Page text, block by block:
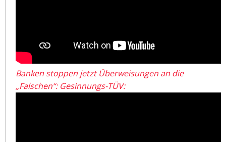
Banken stoppen jetzt Überweisungen an die
„Falschen“: Gesinnungs-TÜV: